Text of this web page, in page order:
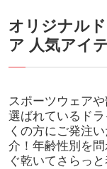
オリジナル
ア 人気アイ
スポーツウェア
選ばれているド
くの方にご発注
介！年齢性別を
ぐ乾いてさらっと